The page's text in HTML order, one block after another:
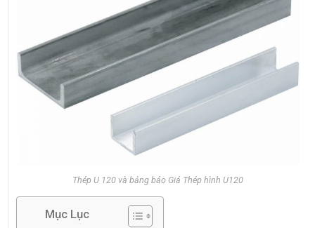
Thép U 120 và bảng báo Giá Thép hình U120
Mục Lục